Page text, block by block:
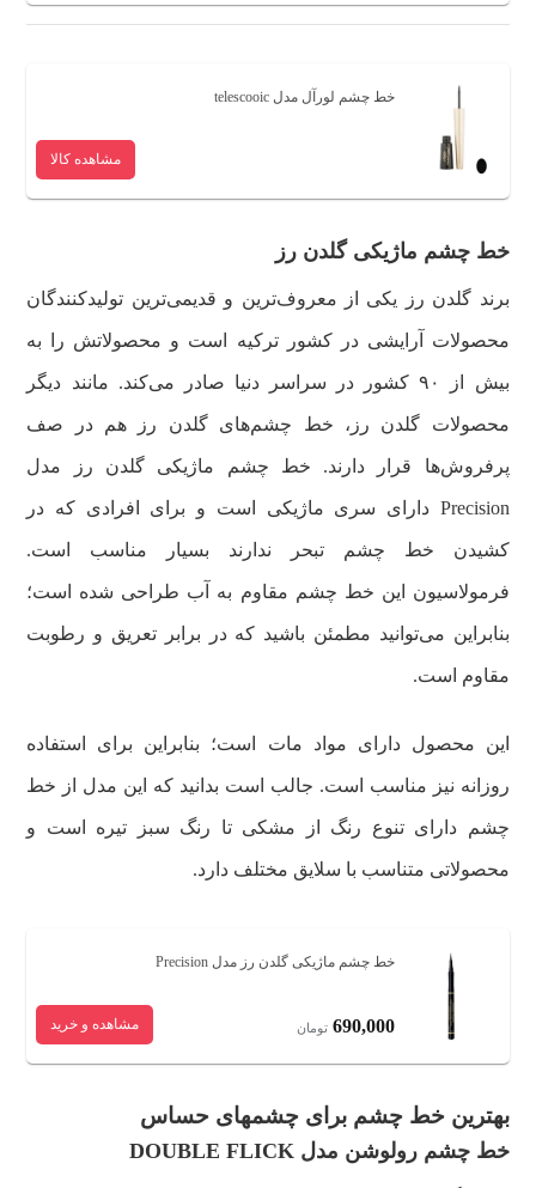
خط چشم لورآل مدل telescooic
مشاهده کالا
خط چشم ماژیکی گلدن رز
برند گلدن رز یکی از معروف‌ترین و قدیمی‌ترین تولیدکنندگان
محصولات آرایشی در کشور ترکیه است و محصولاتش را به
بیش از ۹۰ کشور در سراسر دنیا صادر می‌کند. مانند دیگر
محصولات گلدن رز، خط چشم‌های گلدن رز هم در صف
پرفروش‌ها قرار دارند. خط چشم ماژیکی گلدن رز مدل
Precision دارای سری ماژیکی است و برای افرادی که در
کشیدن خط چشم تبحر ندارند بسیار مناسب است.
فرمولاسیون این خط چشم مقاوم به آب طراحی شده است؛
بنابراین می‌توانید مطمئن باشید که در برابر تعریق و رطوبت
مقاوم است.
این محصول دارای مواد مات است؛ بنابراین برای استفاده
روزانه نیز مناسب است. جالب است بدانید که این مدل از خط
چشم دارای تنوع رنگ از مشکی تا رنگ سبز تیره است و
محصولاتی متناسب با سلایق مختلف دارد.
خط چشم ماژیکی گلدن رز مدل Precision
690,000 تومان مشاهده و خرید
بهترین خط چشم برای چشمهای حساس
خط چشم رولوشن مدل DOUBLE FLICK